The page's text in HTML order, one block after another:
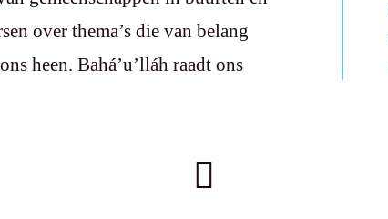
over thema’s die van belang
heen. Bahá’u’lláh raadt ons